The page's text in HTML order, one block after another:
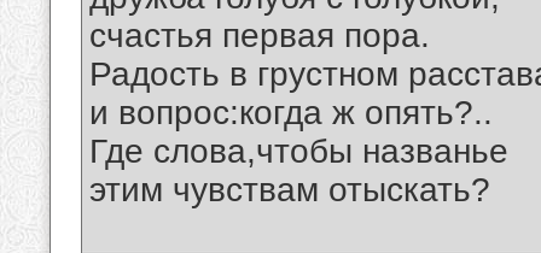
счастья первая пора.
Радость в грустном
и вопрос:когда ж опять?..
Где слова,чтобы названье
этим чувствам отыскать?